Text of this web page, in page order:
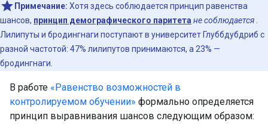
Примечание: Хотя здесь соблюдается принцип равенства
шансов, принцип демографического паритета не соблюдается
Лилипуты и бродингнаги поступают в университет Глуббдубдриб с
разной частотой: 47% лилипутов принимаются, а 23% —
бродингнаги.
В работе «Равенство возможностей в
контролируемом обучении» формально определяется
принцип выравнивания шансов следующим образом: